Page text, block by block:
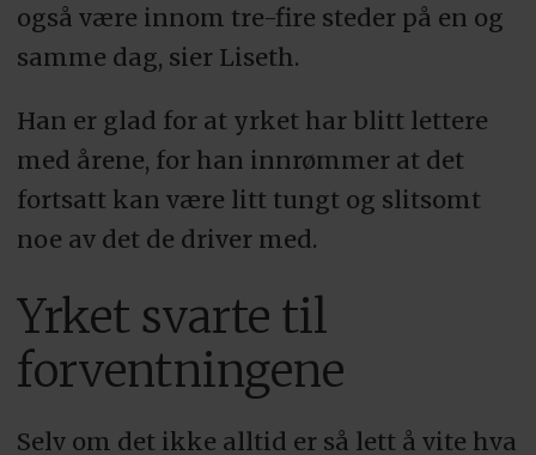
også være innom tre-fire steder på en og
samme dag, sier Liseth.
Han er glad for at yrket har blitt lettere
med årene, for han innrømmer at det
fortsatt kan være litt tungt og slitsomt
noe av det de driver med.
Yrket svarte til
forventningene
Selv om det ikke alltid er så lett å vite hva